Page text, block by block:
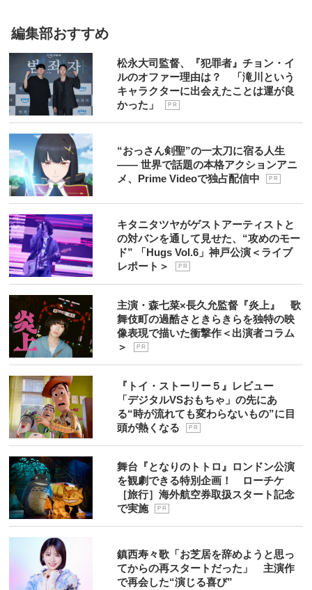
編集部おすすめ
松永大司監督、『犯罪者』チョン・イ
ルのオファー理由は？ 「滝川という
キャラクターに出会えたことは運が良
かった」
P R
“おっさん剣聖”の一太刀に宿る人生
―― 世界で話題の本格アクションアニ
メ、Prime Videoで独占配信中
P R
キタニタツヤがゲストアーティストと
の対バンを通して見せた、“攻めのモー
ド” 「Hugs Vol.6」神戸公演＜ライブ
レポート＞
P R
主演・森七菜×長久允監督『炎上』 歌
舞伎町の過酷さときらきらを独特の映
像表現で描いた衝撃作＜出演者コラム
＞
P R
『トイ・ストーリー５』レビュー
「デジタルVSおもちゃ」の先にあ
る“時が流れても変わらないもの”に目
頭が熱くなる
P R
舞台『となりのトトロ』ロンドン公演
を観劇できる特別企画！ ローチケ
［旅行］海外航空券取扱スタート記念
で実施
P R
鎮西寿々歌「お芝居を辞めようと思っ
てからの再スタートだった」 主演作
で再会した“演じる喜び”